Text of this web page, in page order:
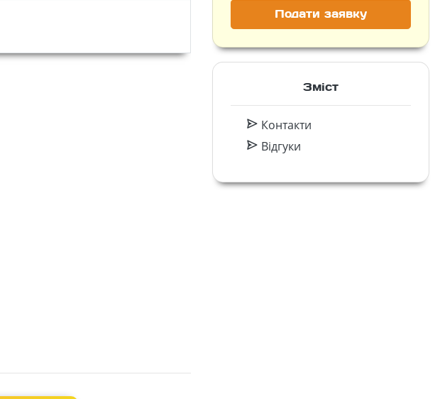
Подати заявку
Зміст
Контакти
Відгуки